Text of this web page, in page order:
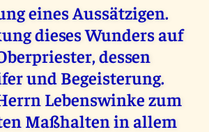
eines Aussätzigen.
dieses Wunders auf
dessen
und Begeisterung.
Lebenswinke zum
Maßhalten in allem